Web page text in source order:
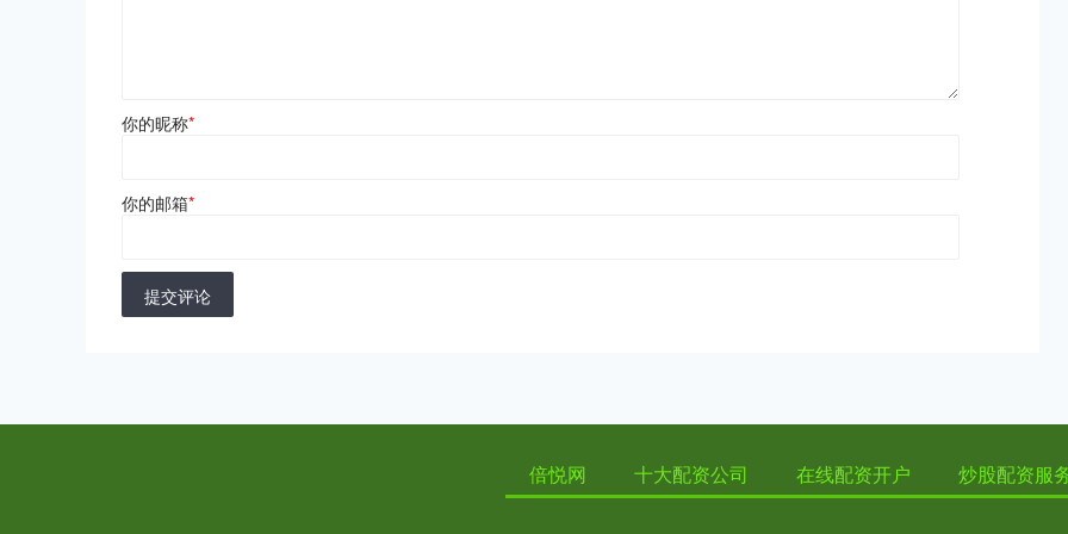
你的昵称*
你的邮箱*
提交评论
倍悦网 十大配资公司 在线配资开户 炒股配资服